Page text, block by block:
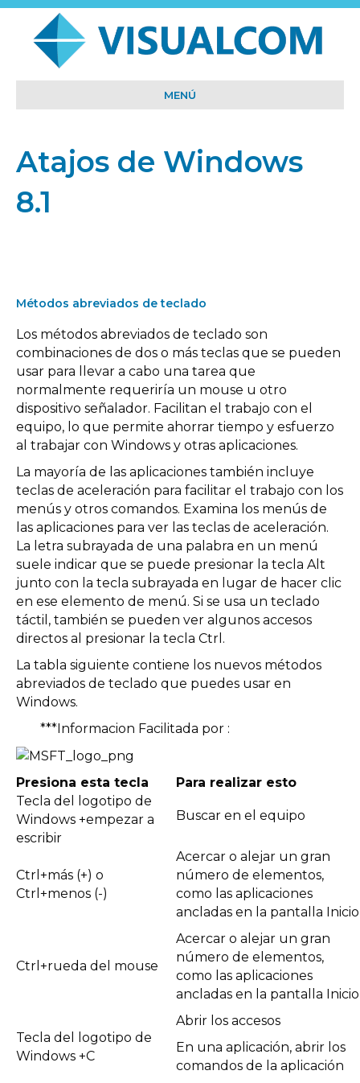
MENÚ
Atajos de Windows
8.1
Métodos abreviados de teclado
Los métodos abreviados de teclado son
combinaciones de dos o más teclas que se pueden
usar para llevar a cabo una tarea que
normalmente requeriría un mouse u otro
dispositivo señalador. Facilitan el trabajo con el
equipo, lo que permite ahorrar tiempo y esfuerzo
al trabajar con Windows y otras aplicaciones.
La mayoría de las aplicaciones también incluye
teclas de aceleración para facilitar el trabajo con los
menús y otros comandos. Examina los menús de
las aplicaciones para ver las teclas de aceleración.
La letra subrayada de una palabra en un menú
suele indicar que se puede presionar la tecla Alt
junto con la tecla subrayada en lugar de hacer clic
en ese elemento de menú. Si se usa un teclado
táctil, también se pueden ver algunos accesos
directos al presionar la tecla Ctrl.
La tabla siguiente contiene los nuevos métodos
abreviados de teclado que puedes usar en
Windows.
***Informacion Facilitada por :
Presiona esta tecla
Para realizar esto
Tecla del logotipo de
Windows +empezar a
escribir
Buscar en el equipo
Ctrl+más (+) o
Ctrl+menos (-)
Acercar o alejar un gran
número de elementos,
como las aplicaciones
ancladas en la pantalla Inicio
Ctrl+rueda del mouse
Acercar o alejar un gran
número de elementos,
como las aplicaciones
ancladas en la pantalla Inicio
Tecla del logotipo de
Windows +C
Abrir los accesos
En una aplicación, abrir los
comandos de la aplicación